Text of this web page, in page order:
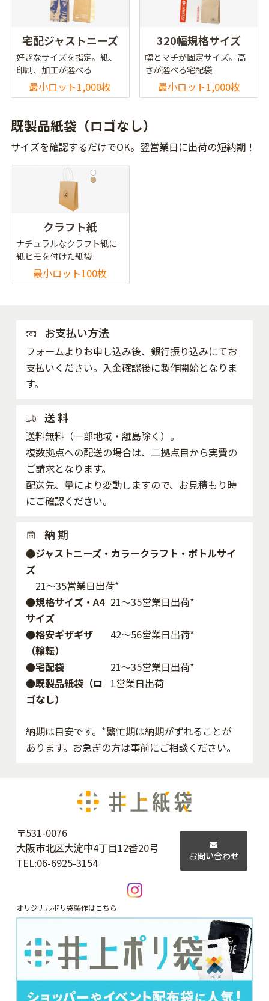
宅配ジャストニーズ
好きなサイズを指定。紙、
印刷、加工が選べる
最小ロット1,000枚
320幅規格サイズ
幅とマチが固定サイズ。高
さが選べる宅配袋
最小ロット1,000枚
既製品紙袋（ロゴなし）
サイズを確認するだけでOK。翌営業日に出荷の短納期！
クラフト紙
ナチュラルなクラフト紙に
紙ヒモを付けた紙袋
最小ロット100枚
お支払い方法
フォームよりお申し込み後、銀行振り込みにてお
支払いください。入金確認後に製作開始となりま
す。
送 料
送料無料（一部地域・離島除く）。
複数拠点への配送の場合は、二拠点目から実費の
ご請求となります。
配送先、量により変動しますので、お見積もり時
にご確認ください。
納 期
●ジャストニーズ・カラークラフト・ボトルサイ
ズ
21～35営業日出荷*
●規格サイズ・A4
サイズ
21～35営業日出荷*
●格安ギザギザ
（輪転）
42〜56営業日出荷*
●宅配袋
21～35営業日出荷*
●既製品紙袋（ロ
ゴなし）
1営業日出荷
納期は目安です。*繁忙期は納期がずれることが
あります。お急ぎの方は事前にご相談ください。
〒531-0076
大阪市北区大淀中4丁目12番20号
TEL:06-6925-3154
お問い合わせ
オリジナルポリ袋製作はこちら